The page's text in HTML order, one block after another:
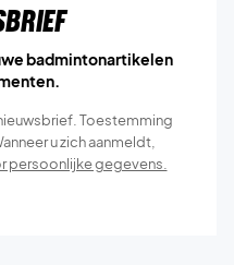
badmintonartikelen
Toestemming
u zich aanmeldt,
persoonlijke gegevens.